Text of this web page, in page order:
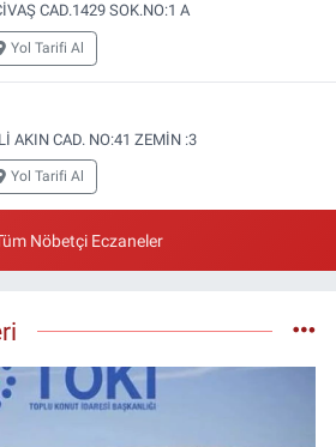
CAD.1429 SOK.NO:1 A
Yol Tarifi Al
AKIN CAD. NO:41 ZEMİN :3
Yol Tarifi Al
Nöbetçi Eczaneler